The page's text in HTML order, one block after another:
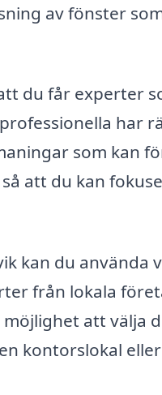
av fönster
du får experter
har
som kan
att du kan
kan du använda
från lokala
att välja
kontorslokal